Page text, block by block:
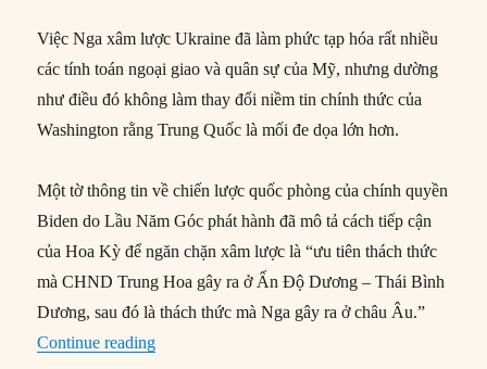
Việc Nga xâm lược Ukraine đã làm phức tạp hóa rất nhiều
các tính toán ngoại giao và quân sự của Mỹ, nhưng dường
như điều đó không làm thay đổi niềm tin chính thức của
Washington rằng Trung Quốc là mối đe dọa lớn hơn.
Một tờ thông tin về chiến lược quốc phòng của chính quyền
Biden do Lầu Năm Góc phát hành đã mô tả cách tiếp cận
của Hoa Kỳ để ngăn chặn xâm lược là “ưu tiên thách thức
mà CHND Trung Hoa gây ra ở Ấn Độ Dương – Thái Bình
Dương, sau đó là thách thức mà Nga gây ra ở châu Âu.”
Continue reading“Tại sao Mỹ nên cân nhắc lại chính sách xoay